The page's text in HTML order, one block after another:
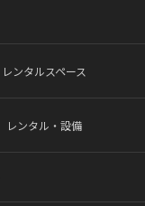
レンタルスペース
レンタル・設備